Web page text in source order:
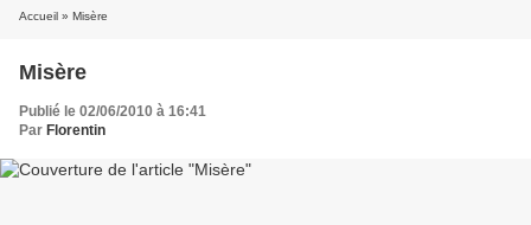
Accueil » Misère
Misère
Publié le 02/06/2010 à 16:41
Par Florentin